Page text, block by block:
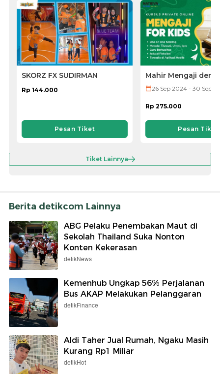
SKORZ FX SUDIRMAN
Rp 144.000
Pesan Tiket
Mahir Mengaji
untuk Anak Anda
Tilawati, dan Ummi
26 Sep 2024 - 30 Sep
Rp 275.000
Pesan Tiket
Tiket Lainnya
Berita detikcom Lainnya
ABG Pelaku Penembakan Maut di
Sekolah Thailand Suka Nonton
Konten Kekerasan
detikNews
Kemenhub Ungkap 56% Perjalanan
Bus AKAP Melakukan Pelanggaran
detikFinance
Aldi Taher Jual Rumah, Ngaku Masih
Kurang Rp1 Miliar
detikHot